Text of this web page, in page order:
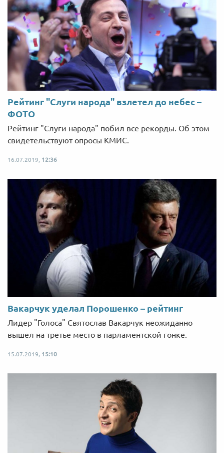
Рейтинг "Слуги народа" взлетел до небес –
ФОТО
Рейтинг "Слуги народа" побил все рекорды. Об этом
свидетельствуют опросы КМИС.
16.07.2019, 12:36
Вакарчук уделал Порошенко – рейтинг
Лидер "Голоса" Святослав Вакарчук неожиданно
вышел на третье место в парламентской гонке.
15.07.2019, 15:10